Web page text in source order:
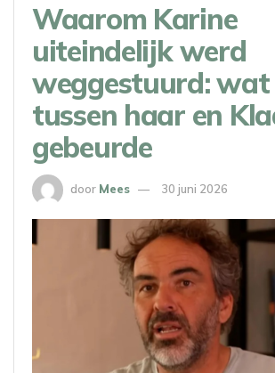
Waarom Karine
uiteindelijk werd
weggestuurd: wat
tussen haar en
gebeurde
door Mees 30 juni 2026